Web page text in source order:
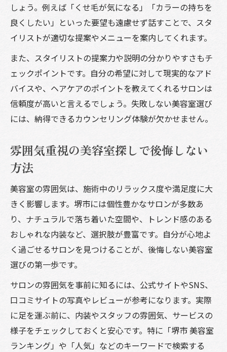
しょう。例えば「くせ毛が気になる」「カラーの持ちを
良くしたい」といった要望も遠慮せず話すことで、スタ
イリストが適切な提案やメニューを案内してくれます。
また、スタイリストの提案力や説明の分かりやすさもチ
ェックポイントです。自分の希望に対して現実的なアド
バイスや、ヘアケアのポイントを教えてくれるサロンは
信頼度が高いと言えるでしょう。失敗しない美容室選び
には、納得できるカウンセリング体験が欠かせません。
雰囲気重視の美容室探しで後悔しない
方法
美容室の雰囲気は、施術中のリラックス度や満足度に大
きく影響します。堺市には個性豊かなサロンが多数あ
り、ナチュラルで落ち着いた空間や、トレンド感のある
おしゃれな内装など、選択肢が豊富です。自分が心地よ
く過ごせるサロンを見つけることが、後悔しない美容室
選びの第一歩です。
サロンの雰囲気を事前に知るには、公式サイトやSNS、
口コミサイトの写真やレビューが参考になります。実際
に足を運ぶ前に、内装やスタッフの雰囲気、サービスの
様子をチェックしておくと安心です。特に「堺市 美容室
ランキング」や「人気」などのキーワードで検索する